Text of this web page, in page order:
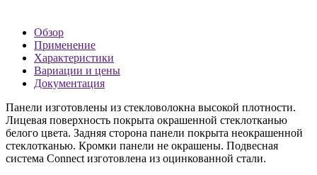
Обзор
Применение
Характеристики
Вариации и цены
Документация
Панели изготовлены из стекловолокна высокой плотности.
Лицевая поверхность покрыта окрашенной стеклотканью
белого цвета. Задняя сторона панели покрыта неокрашенной
стеклотканью. Кромки панели не окрашены. Подвесная
система Connect изготовлена из оцинкованной стали.